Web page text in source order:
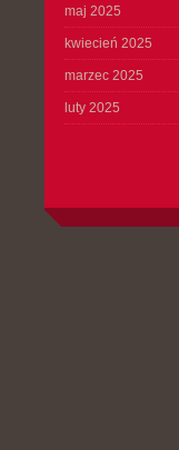
maj 2025
kwiecień 2025
marzec 2025
luty 2025